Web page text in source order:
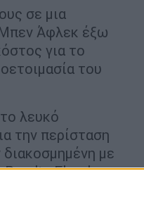
σε μια
Μπεν Άφλεκ έξω
για το
του
λευκό
την περίσταση
με
Peralta Floral